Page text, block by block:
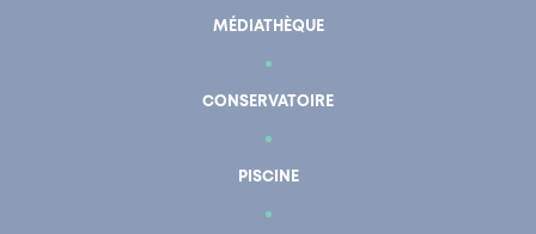
MÉDIATHÈQUE
CONSERVATOIRE
PISCINE